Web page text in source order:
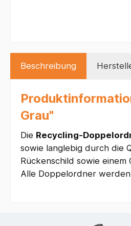
Beschreibung
Grau"
Die Recycling-
sowie langlebig durch die
Rückenschild sowie
Alle Doppelordner